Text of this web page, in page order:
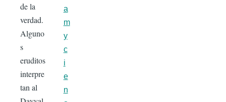
de la
verdad.
Alguno
s
eruditos
interpre
tan al
a
m
y
c
i
e
n